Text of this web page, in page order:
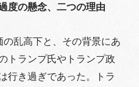
度の懸念、二つの理由
乱高下と、その背景にあ
トランプ氏やトランプ政
行き過ぎであった。トラ